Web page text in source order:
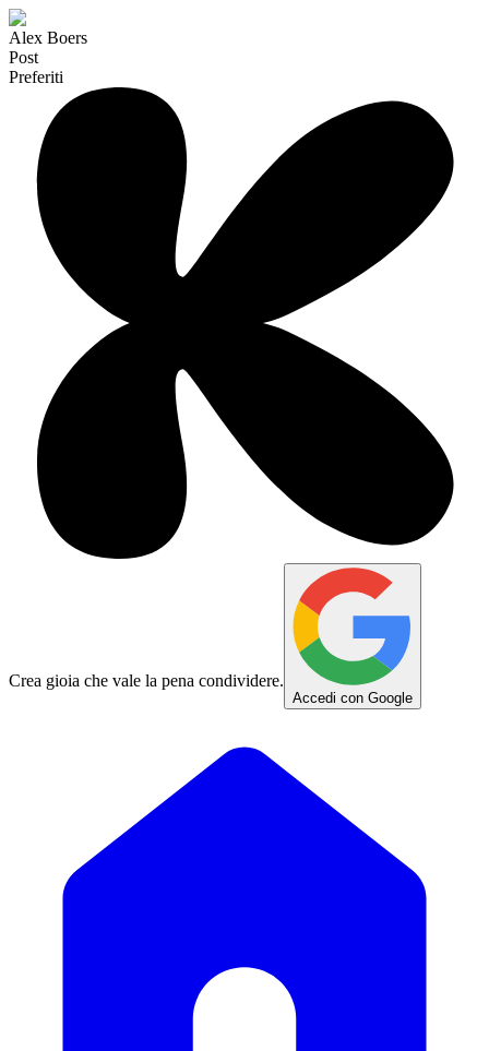
Alex Boers
Post
Preferiti
Crea gioia che vale la pena condividere.
Accedi con Google